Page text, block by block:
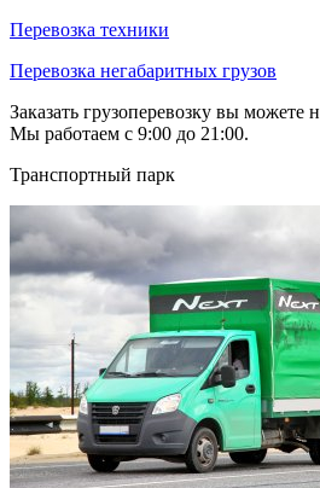
Перевозка техники
Перевозка негабаритных грузов
Заказать грузоперевозку вы можете
Мы работаем с 9:00 до 21:00.
Транспортный парк